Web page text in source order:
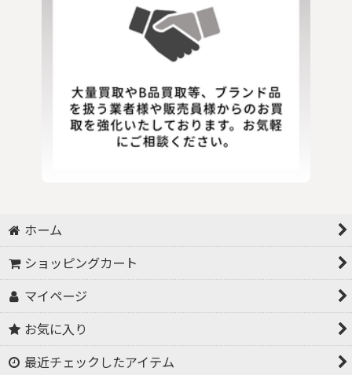
ホーム
ショッピングカート
マイページ
お気に入り
最近チェックしたアイテム